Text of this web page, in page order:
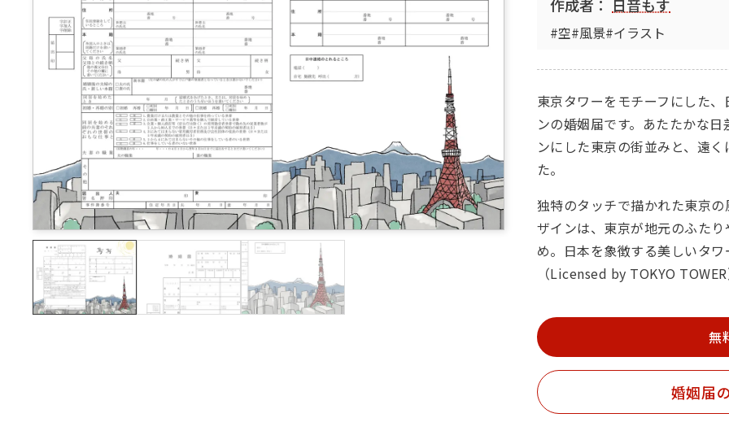
作成者： 日音もす
#空#風景#イラスト
東京タワーをモチーフにした
ンの婚姻届です。あたたかな
ンにした東京の街並みと、遠
た。
独特のタッチで描かれた東京
ザインは、東京が地元のふた
め。日本を象徴する美しいタ
（Licensed by TOKYO
無
婚姻届